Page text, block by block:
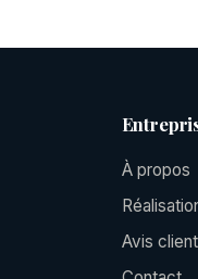
À propos
Avis